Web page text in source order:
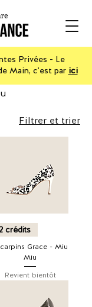
Privées - Le
Main, c'est par ici
Filtrer et trier
crédits
Grace - Miu
Miu
Revient bientôt